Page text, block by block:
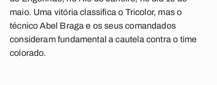
maio. Uma vitória classifica o Tricolor, mas o
técnico Abel Braga e os seus comandados
consideram fundamental a cautela contra o time
colorado.